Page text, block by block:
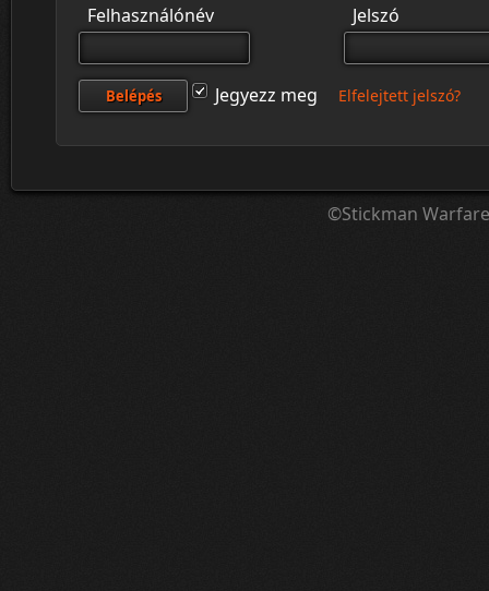
Felhasználónév Jelszó
Jegyezz meg Elfelejtett jelszó?
©Stickman Warfare